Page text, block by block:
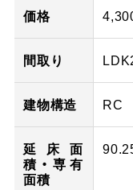
価格
間取り
建物構造 RC
延床面
積・専有
面積